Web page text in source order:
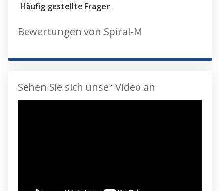
Häufig gestellte Fragen
Bewertungen von Spiral-M
Sehen Sie sich unser Video an